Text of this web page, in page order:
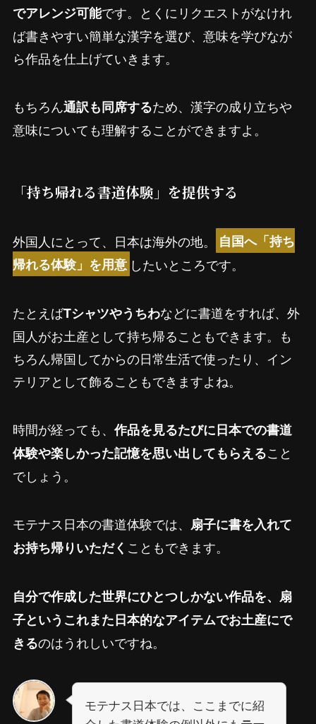
でアレンジ可能です。とくにリクエストがなけれ
ば書きやすい簡単な漢字を選び、意味を学びなが
ら作品を仕上げていきます。
もちろん通訳も同席するため、漢字の成り立ちや
意味についても理解することができますよ。
「持ち帰れる書道体験」を提供する
外国人にとって、日本は海外の地。
自国へ「持ち
帰れる体験」を用意 したいところです。
たとえばTシャツやうちわなどに書道をすれば、外
国人がお土産として持ち帰ることもできます。も
ちろん帰国してからの日常生活で使ったり、イン
テリアとして飾ることもできますよね。
時間が経っても、作品を見るたびに日本での書道
体験や楽しかった記憶を思い出してもらえること
でしょう。
モテナス日本の書道体験では、 扇子に書を入れて
お持ち帰りいただく こともできます。
自分で作成した世界にひとつしかない作品を、扇
子というこれまた日本的なアイテムでお土産にで
きるのはうれしいですね。
モテナス日本では、ここまでに紹